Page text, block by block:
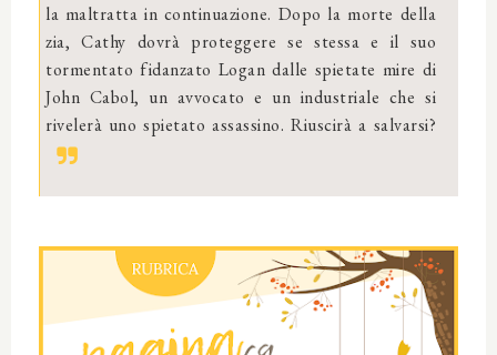
la maltratta in continuazione. Dopo la morte della
zia, Cathy dovrà proteggere se stessa e il suo
tormentato fidanzato Logan dalle spietate mire di
John Cabol, un avvocato e un industriale che si
rivelerà uno spietato assassino. Riuscirà a salvarsi?